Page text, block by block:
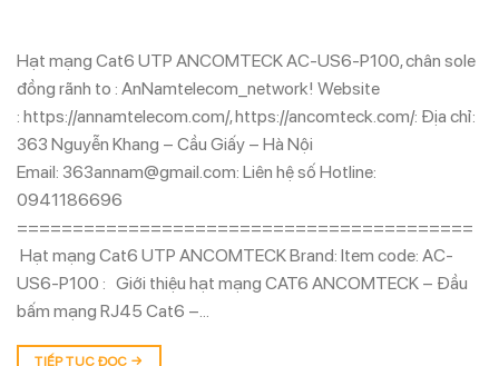
Hạt mạng Cat6 UTP ANCOMTECK AC-US6-P100, chân sole
đồng rãnh to : AnNamtelecom_network! Website
: https://annamtelecom.com/, https://ancomteck.com/: Địa chỉ:
363 Nguyễn Khang – Cầu Giấy – Hà Nội
Email: 363annam@gmail.com: Liên hệ số Hotline:
0941186696
=========================================
Hạt mạng Cat6 UTP ANCOMTECK Brand: Item code: AC-
US6-P100 : Giới thiệu hạt mạng CAT6 ANCOMTECK – Đầu
bấm mạng RJ45 Cat6 –…
TIẾP TỤC ĐỌC →